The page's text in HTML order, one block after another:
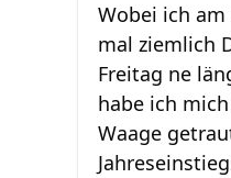
Wobei ich
mal ziemlich
Freitag ne
habe ich
Waage